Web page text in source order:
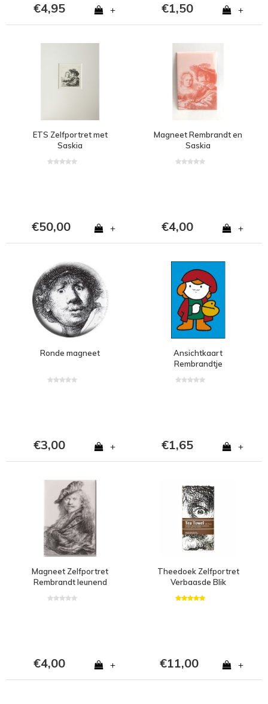
€4,95 + €1,50 +
ETS Zelfportret met
Saskia
€50,00 +
Magneet Rembrandt en
Saskia
€4,00 +
Ronde magneet
€3,00 +
Ansichtkaart
Rembrandtje
€1,65 +
Magneet Zelfportret
Rembrandt leunend
€4,00 +
Theedoek Zelfportret
Verbaasde Blik
€11,00 +